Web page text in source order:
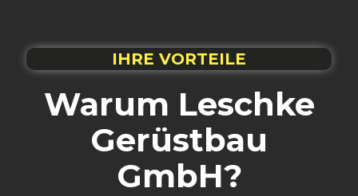
IHRE VORTEILE
Warum Leschke
Gerüstbau
GmbH?